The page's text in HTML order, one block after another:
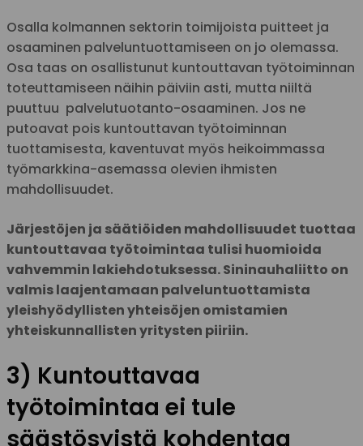
Osalla kolmannen sektorin toimijoista puitteet ja
osaaminen palveluntuottamiseen on jo olemassa.
Osa taas on osallistunut kuntouttavan työtoiminnan
toteuttamiseen näihin päiviin asti, mutta niiltä
puuttuu palvelutuotanto-osaaminen. Jos ne
putoavat pois kuntouttavan työtoiminnan
tuottamisesta, kaventuvat myös heikoimmassa
työmarkkina-asemassa olevien ihmisten
mahdollisuudet.
Järjestöjen ja säätiöiden mahdollisuudet tuottaa
kuntouttavaa työtoimintaa tulisi huomioida
vahvemmin lakiehdotuksessa. Sininauhaliitto on
valmis laajentamaan palveluntuottamista
yleishyödyllisten yhteisöjen omistamien
yhteiskunnallisten yritysten piiriin.
3) Kuntouttavaa
työtoimintaa ei tule
säästösyistä kohdentaa